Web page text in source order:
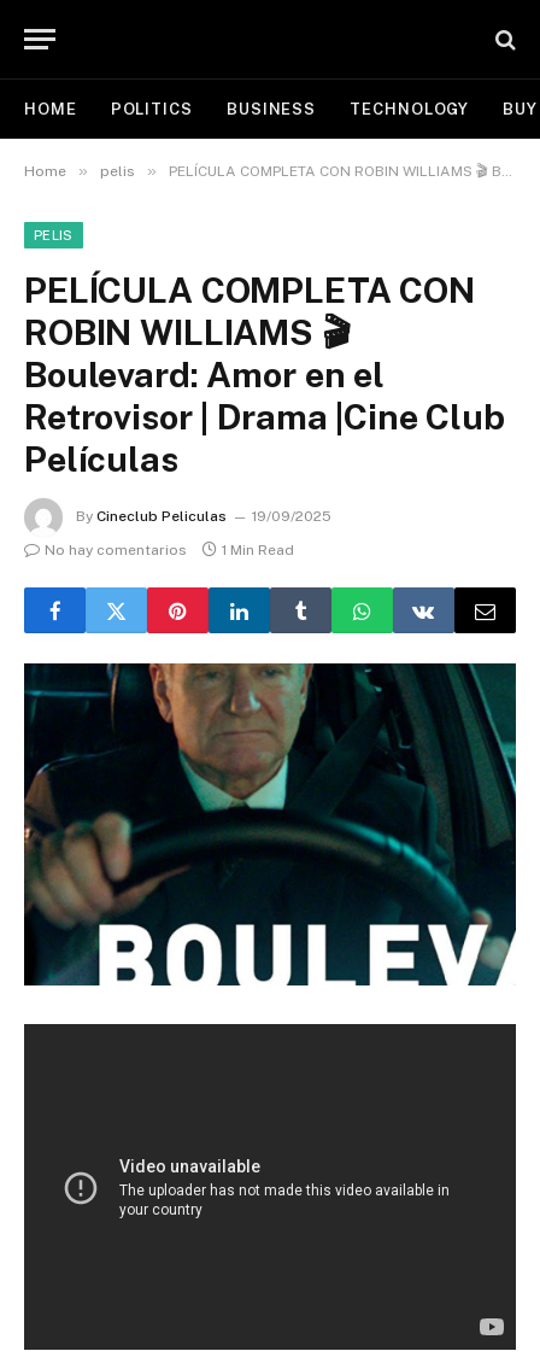
HOME POLITICS BUSINESS TECHNOLOGY
Home » pelis » PELÍCULA COMPLETA CON ROBIN WILLIAMS 🎬 Boulevard: Amor en el Retrovisor | Drama |Cine Club Películas
PELIS
PELÍCULA COMPLETA CON
ROBIN WILLIAMS 🎬
Boulevard: Amor en el
Retrovisor | Drama |Cine Club
Películas
By Cineclub Peliculas
19/09/2025
No hay comentarios
1 Min Read